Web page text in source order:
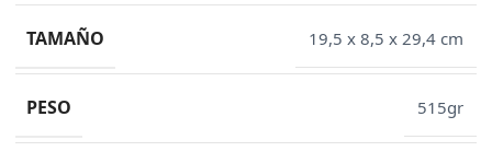
TAMAÑO 19,5 x 8,5 x 29,4 cm
PESO 515gr